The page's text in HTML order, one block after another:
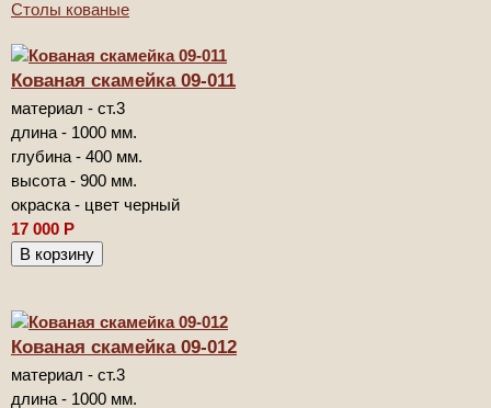
Столы кованые
Кованая скамейка 09-011
материал - ст.3
длина - 1000 мм.
глубина - 400 мм.
высота - 900 мм.
окраска - цвет черный
17 000 Р
Кованая скамейка 09-012
материал - ст.3
длина - 1000 мм.